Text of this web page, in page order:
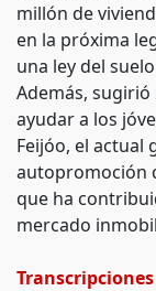
millón de
en la próxima
una ley del
Además,
ayudar a los
Feijóo, el actual
autopromoción
que ha
mercado
Transcripciones